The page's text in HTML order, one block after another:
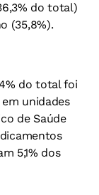
do total)
(35,8%).
do total foi
unidades
de Saúde
5,1% dos